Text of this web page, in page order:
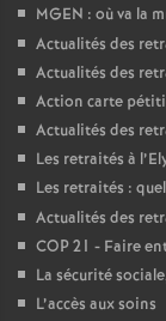
MGEN : où va la
Actualités des
Actualités des
Action carte
Actualités des
Les retraités à
Les retraités :
Actualités des
COP21 - Faire
La sécurité
L’accès aux soins